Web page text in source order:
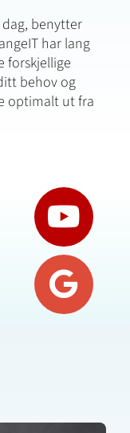
benytter
har lang
forskjellige
behov og
optimalt ut fra